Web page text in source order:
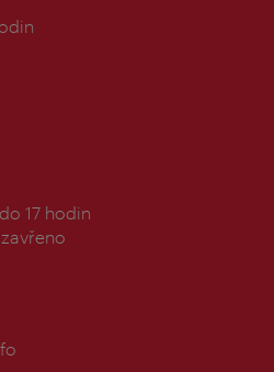
17 hodin